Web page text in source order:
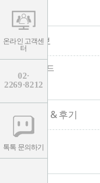
온라인 고객센
터
02·
2269·8212
톡톡 문의하기
- 정오표
수험 정보
- 수험가이드
- 채용공고
합격수기 & 후기
- 합격수기
- 수강후기